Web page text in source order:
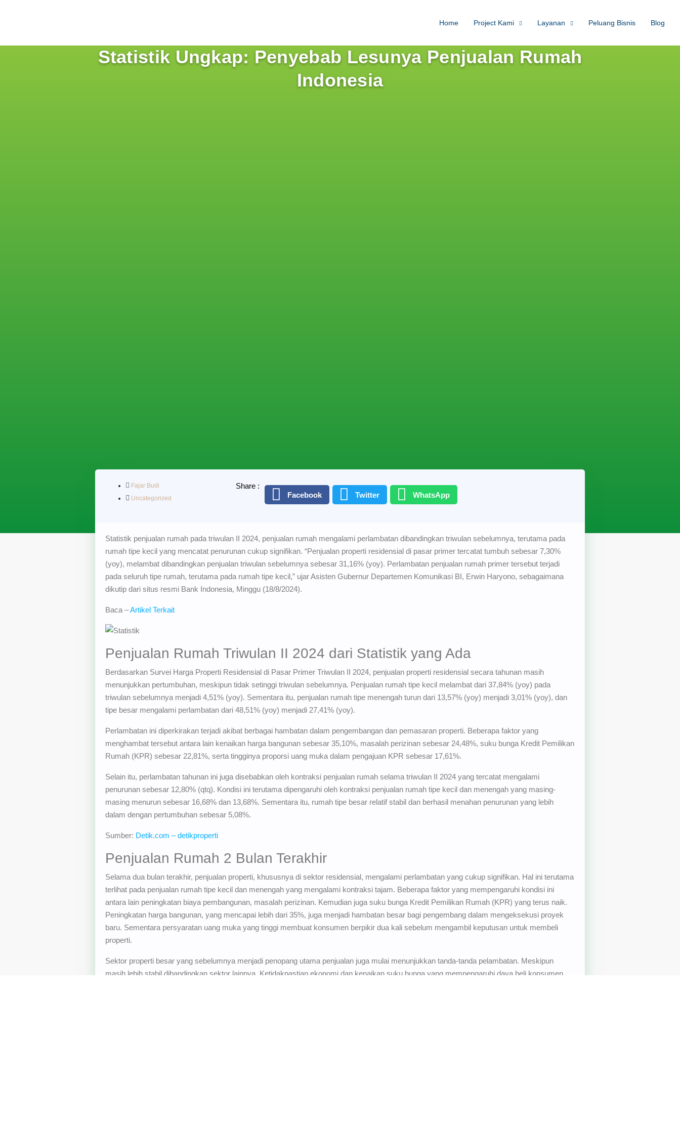
Home Project Kami Layanan Peluang Bisnis Blog
Statistik Ungkap: Penyebab Lesunya Penjualan Rumah
Indonesia
Fajar Budi
Uncategorized
Share :
Facebook
Twitter WhatsApp
Statistik penjualan rumah pada triwulan II 2024, penjualan rumah mengalami perlambatan dibandingkan triwulan sebelumnya, terutama pada
rumah tipe kecil yang mencatat penurunan cukup signifikan. “Penjualan properti residensial di pasar primer tercatat tumbuh sebesar 7,30%
(yoy), melambat dibandingkan penjualan triwulan sebelumnya sebesar 31,16% (yoy). Perlambatan penjualan rumah primer tersebut terjadi
pada seluruh tipe rumah, terutama pada rumah tipe kecil,” ujar Asisten Gubernur Departemen Komunikasi BI, Erwin Haryono, sebagaimana
dikutip dari situs resmi Bank Indonesia, Minggu (18/8/2024).
Baca –Artikel Terkait
Penjualan Rumah Triwulan II 2024 dari Statistik yang Ada
Berdasarkan Survei Harga Properti Residensial di Pasar Primer Triwulan II 2024, penjualan properti residensial secara tahunan masih
menunjukkan pertumbuhan, meskipun tidak setinggi triwulan sebelumnya. Penjualan rumah tipe kecil melambat dari 37,84% (yoy) pada
triwulan sebelumnya menjadi 4,51% (yoy). Sementara itu, penjualan rumah tipe menengah turun dari 13,57% (yoy) menjadi 3,01% (yoy), dan
tipe besar mengalami perlambatan dari 48,51% (yoy) menjadi 27,41% (yoy).
Perlambatan ini diperkirakan terjadi akibat berbagai hambatan dalam pengembangan dan pemasaran properti. Beberapa faktor yang
menghambat tersebut antara lain kenaikan harga bangunan sebesar 35,10%, masalah perizinan sebesar 24,48%, suku bunga Kredit Pemilikan
Rumah (KPR) sebesar 22,81%, serta tingginya proporsi uang muka dalam pengajuan KPR sebesar 17,61%.
Selain itu, perlambatan tahunan ini juga disebabkan oleh kontraksi penjualan rumah selama triwulan II 2024 yang tercatat mengalami
penurunan sebesar 12,80% (qtq). Kondisi ini terutama dipengaruhi oleh kontraksi penjualan rumah tipe kecil dan menengah yang masing-
masing menurun sebesar 16,68% dan 13,68%. Sementara itu, rumah tipe besar relatif stabil dan berhasil menahan penurunan yang lebih
dalam dengan pertumbuhan sebesar 5,08%.
Sumber: Detik.com – detikproperti
Penjualan Rumah 2 Bulan Terakhir
Selama dua bulan terakhir, penjualan properti, khususnya di sektor residensial, mengalami perlambatan yang cukup signifikan. Hal ini terutama
terlihat pada penjualan rumah tipe kecil dan menengah yang mengalami kontraksi tajam. Beberapa faktor yang mempengaruhi kondisi ini
antara lain peningkatan biaya pembangunan, masalah perizinan. Kemudian juga suku bunga Kredit Pemilikan Rumah (KPR) yang terus naik.
Peningkatan harga bangunan, yang mencapai lebih dari 35%, juga menjadi hambatan besar bagi pengembang dalam mengeksekusi proyek
baru. Sementara persyaratan uang muka yang tinggi membuat konsumen berpikir dua kali sebelum mengambil keputusan untuk membeli
properti.
Sektor properti besar yang sebelumnya menjadi penopang utama penjualan juga mulai menunjukkan tanda-tanda pelambatan. Meskipun
masih lebih stabil dibandingkan sektor lainnya. Ketidakpastian ekonomi dan kenaikan suku bunga yang mempengaruhi daya beli konsumen.